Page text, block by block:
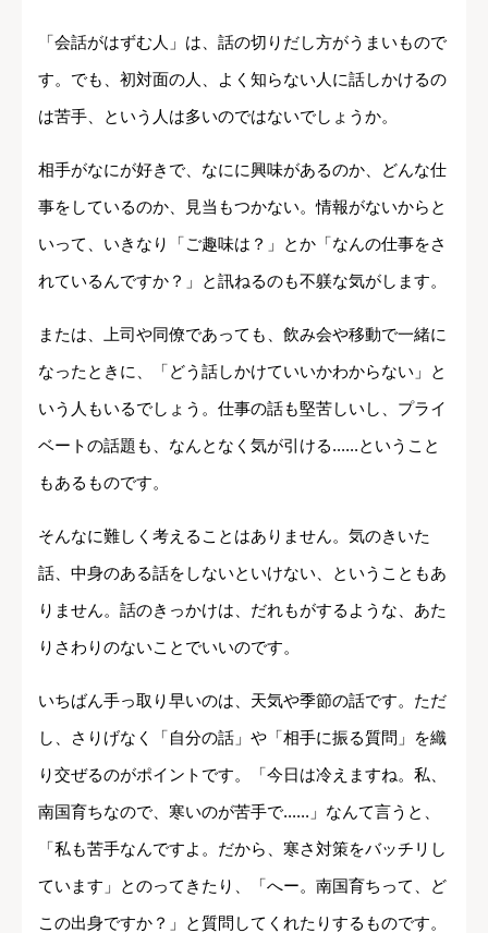
「会話がはずむ人」は、話の切りだし方がうまいもので
す。でも、初対面の人、よく知らない人に話しかけるの
は苦手、という人は多いのではないでしょうか。
相手がなにが好きで、なにに興味があるのか、どんな仕
事をしているのか、見当もつかない。情報がないからと
いって、いきなり「ご趣味は？」とか「なんの仕事をさ
れているんですか？」と訊ねるのも不躾な気がします。
または、上司や同僚であっても、飲み会や移動で一緒に
なったときに、「どう話しかけていいかわからない」と
いう人もいるでしょう。仕事の話も堅苦しいし、プライ
ベートの話題も、なんとなく気が引ける......ということ
もあるものです。
そんなに難しく考えることはありません。気のきいた
話、中身のある話をしないといけない、ということもあ
りません。話のきっかけは、だれもがするような、あた
りさわりのないことでいいのです。
いちばん手っ取り早いのは、天気や季節の話です。ただ
し、さりげなく「自分の話」や「相手に振る質問」を織
り交ぜるのがポイントです。「今日は冷えますね。私、
南国育ちなので、寒いのが苦手で......」なんて言うと、
「私も苦手なんですよ。だから、寒さ対策をバッチリし
ています」とのってきたり、「へー。南国育ちって、ど
この出身ですか？」と質問してくれたりするものです。